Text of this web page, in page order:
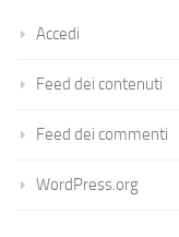
Accedi
Feed dei contenuti
Feed dei commenti
WordPress.org